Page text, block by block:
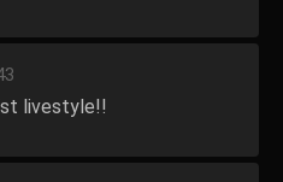
livestyle!!